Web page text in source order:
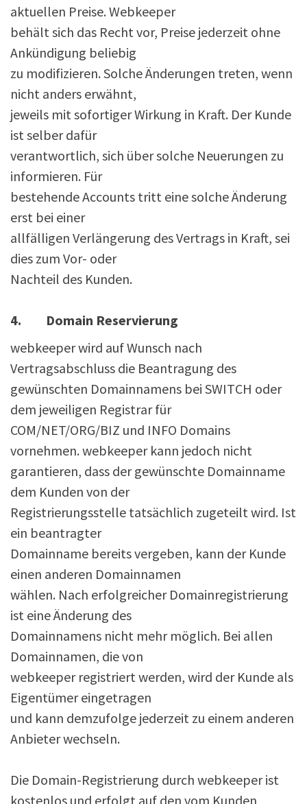
aktuellen Preise. Webkeeper
behält sich das Recht vor, Preise jederzeit ohne
Ankündigung beliebig
zu modifizieren. Solche Änderungen treten, wenn
nicht anders erwähnt,
jeweils mit sofortiger Wirkung in Kraft. Der Kunde
ist selber dafür
verantwortlich, sich über solche Neuerungen zu
informieren. Für
bestehende Accounts tritt eine solche Änderung
erst bei einer
allfälligen Verlängerung des Vertrags in Kraft, sei
dies zum Vor- oder
Nachteil des Kunden.
4. Domain Reservierung
webkeeper wird auf Wunsch nach
Vertragsabschluss die Beantragung des
gewünschten Domainnamens bei SWITCH oder
dem jeweiligen Registrar für
COM/NET/ORG/BIZ und INFO Domains
vornehmen. webkeeper kann jedoch nicht
garantieren, dass der gewünschte Domainname
dem Kunden von der
Registrierungsstelle tatsächlich zugeteilt wird. Ist
ein beantragter
Domainname bereits vergeben, kann der Kunde
einen anderen Domainnamen
wählen. Nach erfolgreicher Domainregistrierung
ist eine Änderung des
Domainnamens nicht mehr möglich. Bei allen
Domainnamen, die von
webkeeper registriert werden, wird der Kunde als
Eigentümer eingetragen
und kann demzufolge jederzeit zu einem anderen
Anbieter wechseln.
Die Domain-Registrierung durch webkeeper ist
kostenlos und erfolgt auf den vom Kunden